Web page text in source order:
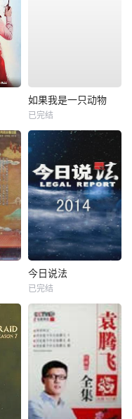
如果我是一只动物
已完结
今日说法
已完结